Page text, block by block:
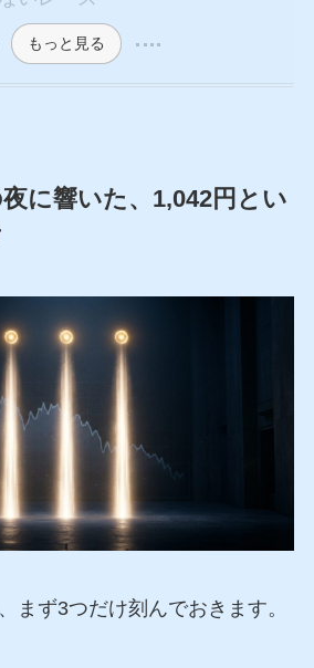
もっと見る
に響いた、1,042円とい
まず3つだけ刻んでおきます。